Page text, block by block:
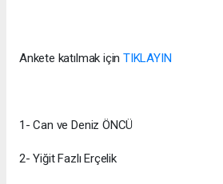
Ankete katılmak için TIKLAYIN
1- Can ve Deniz ÖNCÜ
2- Yiğit Fazlı Erçelik